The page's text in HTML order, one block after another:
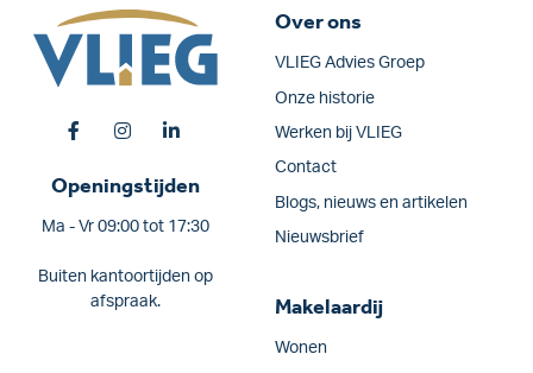
Openingstijden
Ma - Vr 09:00 tot 17:30
Buiten kantoortijden op
afspraak.
Over ons
VLIEG Advies Groep
Onze historie
Werken bij VLIEG
Contact
Blogs, nieuws en artikelen
Nieuwsbrief
Makelaardij
Wonen